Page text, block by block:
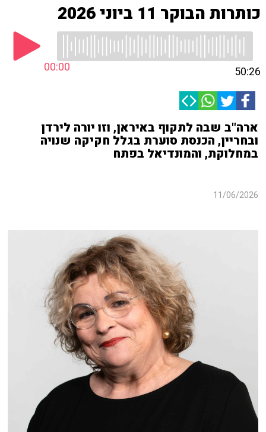
כותרות הבוקר 11 ביוני 2026
00:00 50:26
ארה"ב שבה לתקוף באיראן, וזו יורה לירדן
ובחריין, הכנסת סוערת בגלל חקיקה שנויה
במחלוקת, והמונדיאל בפתח
11/06/2026